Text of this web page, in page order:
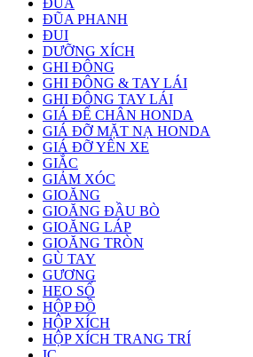
ĐŨA PHANH
ĐUI
DƯỠNG XÍCH
GHI ĐÔNG
GHI ĐÔNG & TAY LÁI
GHI ĐÔNG TAY LÁI
GIÁ ĐỂ CHÂN HONDA
GIÁ ĐỠ MẶT NẠ HONDA
GIÁ ĐỠ YÊN XE
GIẮC
GIẢM XÓC
GIOĂNG
GIOĂNG ĐẦU BÒ
GIOĂNG LÁP
GIOĂNG TRÒN
GÙ TAY
GƯƠNG
HEO SỐ
HỘP ĐỒ
HỘP XÍCH
HỘP XÍCH TRANG TRÍ